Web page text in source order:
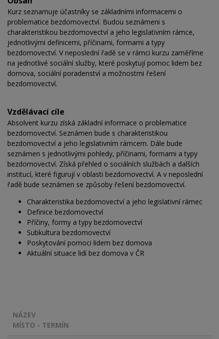
Kurz seznamuje účastníky se základními informacemi o
problematice bezdomovectví. Budou seznámeni s
charakteristikou bezdomovectví a jeho legislativním rámce,
jednotlivými definicemi, příčinami, formami a typy
bezdomovectví. V neposlední řadě se v rámci kurzu zaměříme
na jednotlivé sociální služby, které poskytují pomoc lidem bez
domova, sociální poradenství a možnostmi řešení
bezdomovectví.
Vzdělávací cíle
Absolvent kurzu získá základní informace o problematice
bezdomovectví. Seznámen bude s charakteristikou
bezdomovectví a jeho legislativním rámcem. Dále bude
seznámen s jednotlivými pohledy, příčinami, formami a typy
bezdomovectví. Získá přehled o sociálních službách a dalších
institucí, které figurují v oblasti bezdomovectví. A v neposlední
řadě bude seznámen se způsoby řešení bezdomovectví.
Charakteristika bezdomovectví a jeho legislativní rámec
Definice bezdomovectví
Příčiny, formy a typy bezdomovectví
Subkultura bezdomovectví
Poskytování pomoci lidem bez domova
Aktuální situace lidí bez domova v ČR
NÁZEV
MÍSTO - TERMÍN